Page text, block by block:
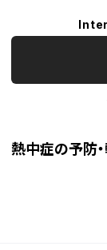
熱中症の予防